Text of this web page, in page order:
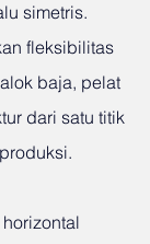
simetris.
fleksibilitas
baja, pelat
dari satu titik